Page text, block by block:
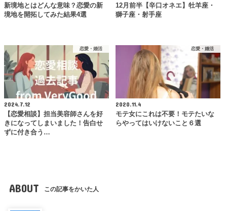
新境地とはどんな意味？恋愛の新
境地を開拓してみた結果4選
12月前半【辛口オネエ】牡羊座・
獅子座・射手座
恋愛・婚活
2024.7.12
【恋愛相談】担当美容師さんを好
きになってしまいました！告白せ
ずに付き合う…
恋愛・婚活
2020.11.4
モテ女にこれは不要！モテたいな
らやってはいけないこと６選
ABOUT この記事をかいた人